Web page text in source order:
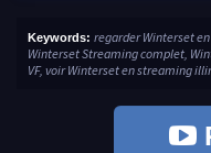
Keywords: regarder Winterset
Winterset Streaming complet,
VF, voir Winterset en streaming